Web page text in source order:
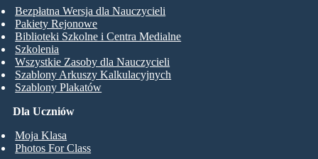
Dla Uczniów
Moja Klasa
Photos For Class
Bezpłatna Wersja dla Nauczycieli
Pakiety Rejonowe
Biblioteki Szkolne i Centra Medialne
Szkolenia
Wszystkie Zasoby dla Nauczycieli
Szablony Arkuszy Kalkulacyjnych
Szablony Plakatów